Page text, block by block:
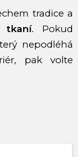
tradice a
tkaní. Pokud
nepodléhá
pak volte